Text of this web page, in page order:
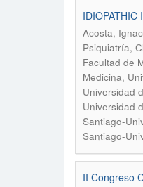
IDIOPATHIC
Acosta,
Psiquiatría,
Facultad de
Medicina,
Universidad
Universidad
Santiago-
Santiago-
II Congreso